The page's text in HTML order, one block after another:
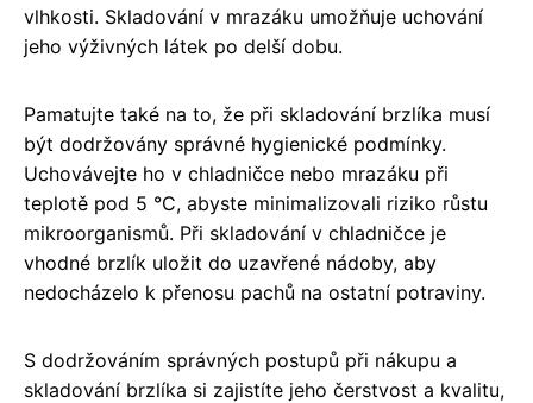
vlhkosti. Skladování v mrazáku umožňuje uchování
jeho výživných látek po delší dobu.
Pamatujte také na to, že při skladování brzlíka musí
být dodržovány správné hygienické podmínky.
Uchovávejte ho v chladničce nebo mrazáku při
teplotě pod 5 °C, abyste minimalizovali riziko růstu
mikroorganismů. Při skladování v chladničce je
vhodné brzlík uložit do uzavřené nádoby, aby
nedocházelo k přenosu pachů na ostatní potraviny.
S dodržováním správných postupů při nákupu a
skladování brzlíka si zajistíte jeho čerstvost a kvalitu,